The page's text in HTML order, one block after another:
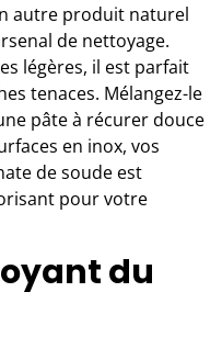
autre produit naturel
de nettoyage.
légères, il est parfait
tenaces. Mélangez-le
pâte à récurer douce
en inox, vos
de soude est
pour votre
du